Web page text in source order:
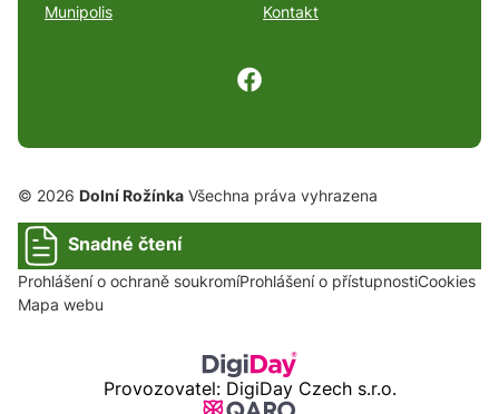
Munipolis Kontakt
© 2026 Dolní Rožínka Všechna práva vyhrazena
Snadné čtení
Prohlášení o ochraně soukromíProhlášení o přístupnostiCookies
Mapa webu
Provozovatel: DigiDay Czech s.r.o.